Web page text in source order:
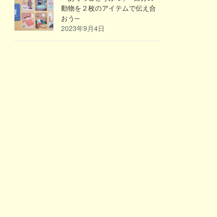
動物を２枚のアイテムで伝え合
おう─
2023年9月4日